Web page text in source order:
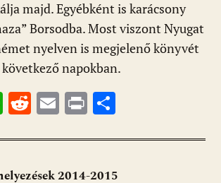
majd. Egyébként is karácsony
Borsodba. Most viszont Nyugat
nyelven is megjelenő könyvét
napokban.
W
at
s
R
d
di
E
ai
l
Pr
t za
m
2014-2015